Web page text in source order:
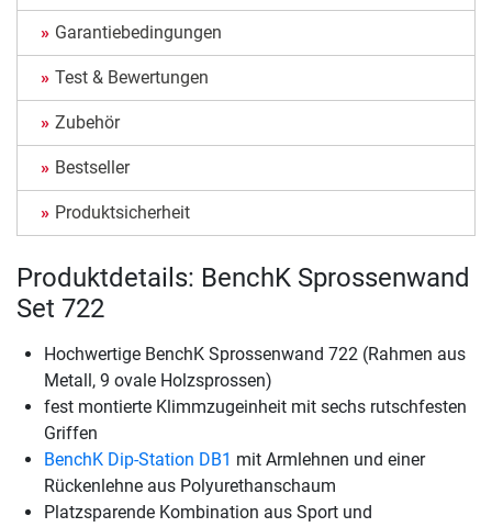
Garantiebedingungen
Test & Bewertungen
Zubehör
Bestseller
Produktsicherheit
Produktdetails: BenchK Sprossenwand
Set 722
Hochwertige BenchK Sprossenwand 722 (Rahmen aus
Metall, 9 ovale Holzsprossen)
fest montierte Klimmzugeinheit mit sechs rutschfesten
Griffen
BenchK Dip-Station DB1 mit Armlehnen und einer
Rückenlehne aus Polyurethanschaum
Platzsparende Kombination aus Sport und